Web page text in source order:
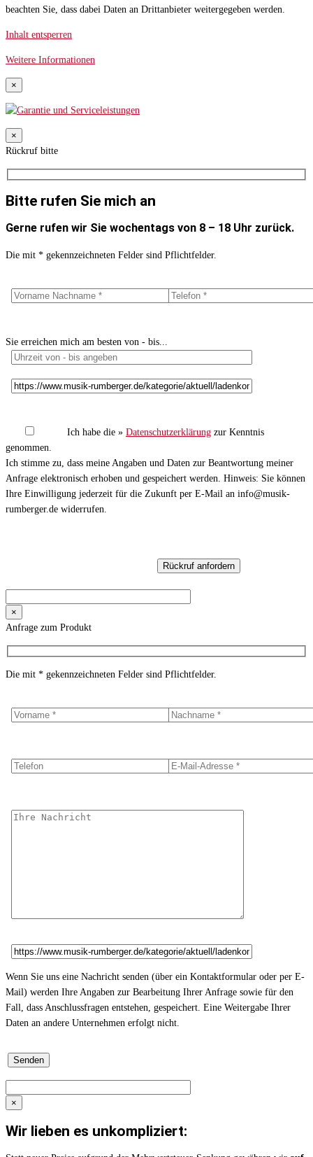
beachten Sie, dass dabei Daten an Drittanbieter weitergegeben werden.
Inhalt entsperren
Weitere Informationen
×
×
Rückruf bitte
Bitte rufen Sie mich an
Gerne rufen wir Sie wochentags von 8 – 18 Uhr zurück.
Die mit * gekennzeichneten Felder sind Pflichtfelder.
Sie erreichen mich am besten von - bis...
Ich habe die » Datenschutzerklärung zur Kenntnis
genommen.
Ich stimme zu, dass meine Angaben und Daten zur Beantwortung meiner
Anfrage elektronisch erhoben und gespeichert werden. Hinweis: Sie können
Ihre Einwilligung jederzeit für die Zukunft per E-Mail an info@musik-
rumberger.de widerrufen.
×
Anfrage zum Produkt
Die mit * gekennzeichneten Felder sind Pflichtfelder.
Wenn Sie uns eine Nachricht senden (über ein Kontaktformular oder per E-
Mail) werden Ihre Angaben zur Bearbeitung Ihrer Anfrage sowie für den
Fall, dass Anschlussfragen entstehen, gespeichert. Eine Weitergabe Ihrer
Daten an andere Unternehmen erfolgt nicht.
×
Wir lieben es unkompliziert: